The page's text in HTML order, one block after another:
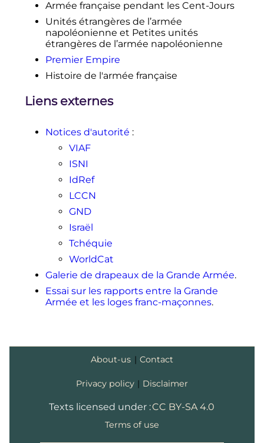
↑ Jérôme Croyet, Soldats de
Napoléon, l'épopée racontée par
ceux qui l'ont faite, Éditions
Gaussen, 2010.
Armée française pendant les Cent-Jours
Unités étrangères de l’armée
napoléonienne et Petites unités
étrangères de l’armée napoléonienne
Premier Empire
Histoire de l'armée française
Liens externes
Notices d'autorité :
VIAF
ISNI
IdRef
LCCN
GND
Israël
Tchéquie
WorldCat
Galerie de drapeaux de la Grande Armée.
Essai sur les rapports entre la Grande
Armée et les loges franc-maçonnes.
About-us | Contact
Privacy policy Disclaimer
Texts licensed under :CC BY-SA 4.0
Terms of use